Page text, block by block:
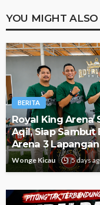
YOU MIGHT
BERITA
Royal King Arena
Aqil, Siap Sambut
Arena 3 Lapangan
Wonge Kicau 5 days